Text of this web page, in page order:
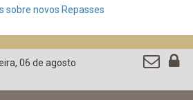
sobre novos Repasses
, 06 de agosto